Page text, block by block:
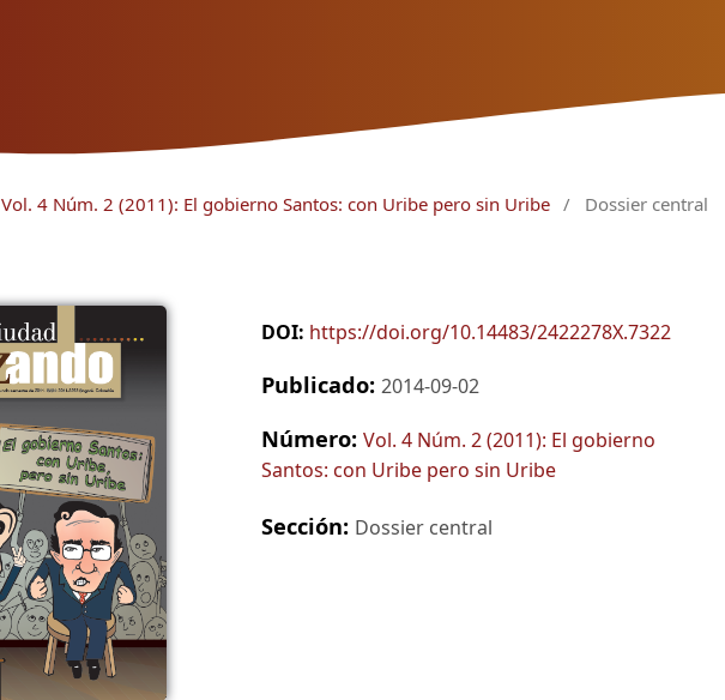
Vol. 4 Núm. 2 (2011): El gobierno Santos: con Uribe pero sin Uribe / Dossier central
DOI: https://doi.org/10.14483/2422278X.7322
Publicado: 2014-09-02
Número: Vol. 4 Núm. 2 (2011): El gobierno
Santos: con Uribe pero sin Uribe
Sección: Dossier central